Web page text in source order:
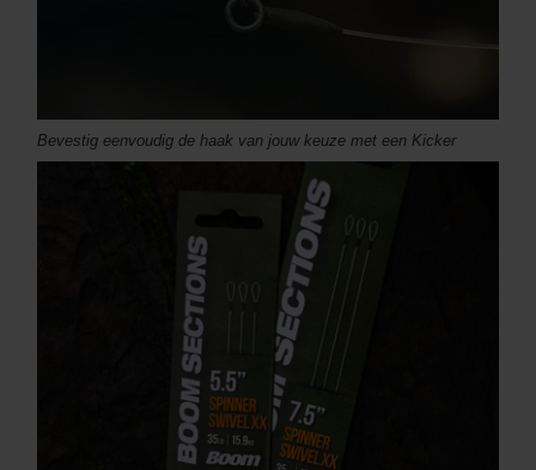
Bevestig eenvoudig de haak van jouw keuze met een Kicker